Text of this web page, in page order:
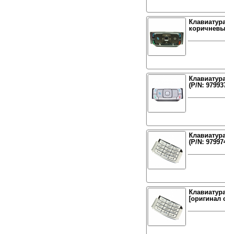
(P/N:
(P/N:
[оригинал